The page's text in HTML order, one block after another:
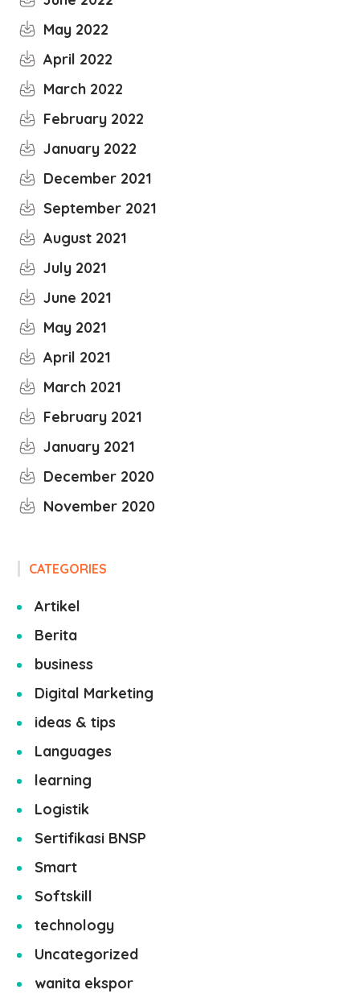
May 2022
April 2022
March 2022
February 2022
January 2022
December 2021
September 2021
August 2021
July 2021
June 2021
May 2021
April 2021
March 2021
February 2021
January 2021
December 2020
November 2020
CATEGORIES
Artikel
Berita
business
Digital Marketing
ideas & tips
Languages
learning
Logistik
Sertifikasi BNSP
Smart
Softskill
technology
Uncategorized
wanita ekspor